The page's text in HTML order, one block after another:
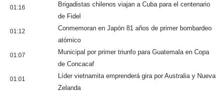
01:16
Brigadistas chilenos viajan a Cuba para el centenario
de Fidel
01:12
Conmemoran en Japón 81 años de primer bombardeo
atómico
01:07
Municipal por primer triunfo para Guatemala en Copa
de Concacaf
01:01
Líder vietnamita emprenderá gira por Australia y Nueva
Zelanda